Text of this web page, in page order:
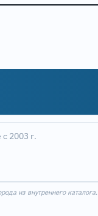
с 2003 г.
из внутреннего